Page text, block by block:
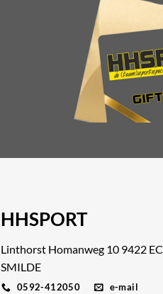
de
productpagina
HHSPORT
Linthorst Homanweg 10 9422 EC
SMILDE
0592-412050 e-mail